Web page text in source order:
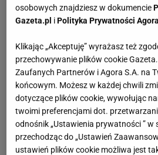
osobowych znajdziesz w dokumencie
Gazeta.pl iPolityka Prywatności
Klikając „Akceptuję” wyrażasz też
przechowywanie plików cookie
Zaufanych Partnerów i Agora S.A. na
końcowym. Możesz w każdej chwili
dotyczące plików cookie, wywołując
twoimi preferencjami dot.
odnośnik „Ustawienia prywatności ” w
przechodząc do „Ustawień
ustawień plików cookie możliwa jest